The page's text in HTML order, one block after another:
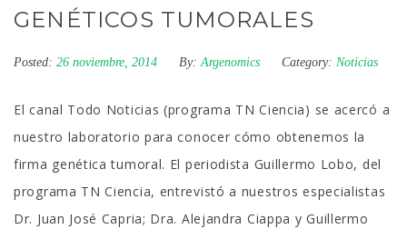
GENÉTICOS TUMORALES
Posted: 26 noviembre, 2014 By: Argenomics Category: Noticias
El canal Todo Noticias (programa TN Ciencia) se acercó a
nuestro laboratorio para conocer cómo obtenemos la
firma genética tumoral. El periodista Guillermo Lobo, del
programa TN Ciencia, entrevistó a nuestros especialistas
Dr. Juan José Capria; Dra. Alejandra Ciappa y Guillermo